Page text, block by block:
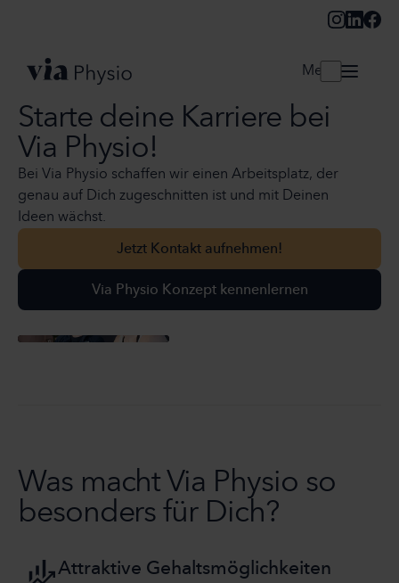
Menü
Starte deine Karriere bei
Via Physio!
Bei Via Physio schaffen wir einen Arbeitsplatz, der
genau auf Dich zugeschnitten ist und mit Deinen
Ideen wächst.
Jetzt Kontakt aufnehmen!
Via Physio Konzept kennenlernen
Was macht Via Physio so
besonders für Dich?
Attraktive Gehaltsmöglichkeiten